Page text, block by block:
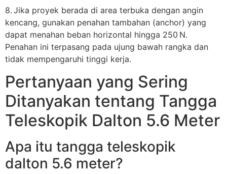
8. Jika proyek berada di area terbuka dengan angin
kencang, gunakan penahan tambahan (anchor) yang
dapat menahan beban horizontal hingga 250 N.
Penahan ini terpasang pada ujung bawah rangka dan
tidak mempengaruhi tinggi kerja.
Pertanyaan yang Sering
Ditanyakan tentang Tangga
Teleskopik Dalton 5.6 Meter
Apa itu tangga teleskopik
dalton 5.6 meter?